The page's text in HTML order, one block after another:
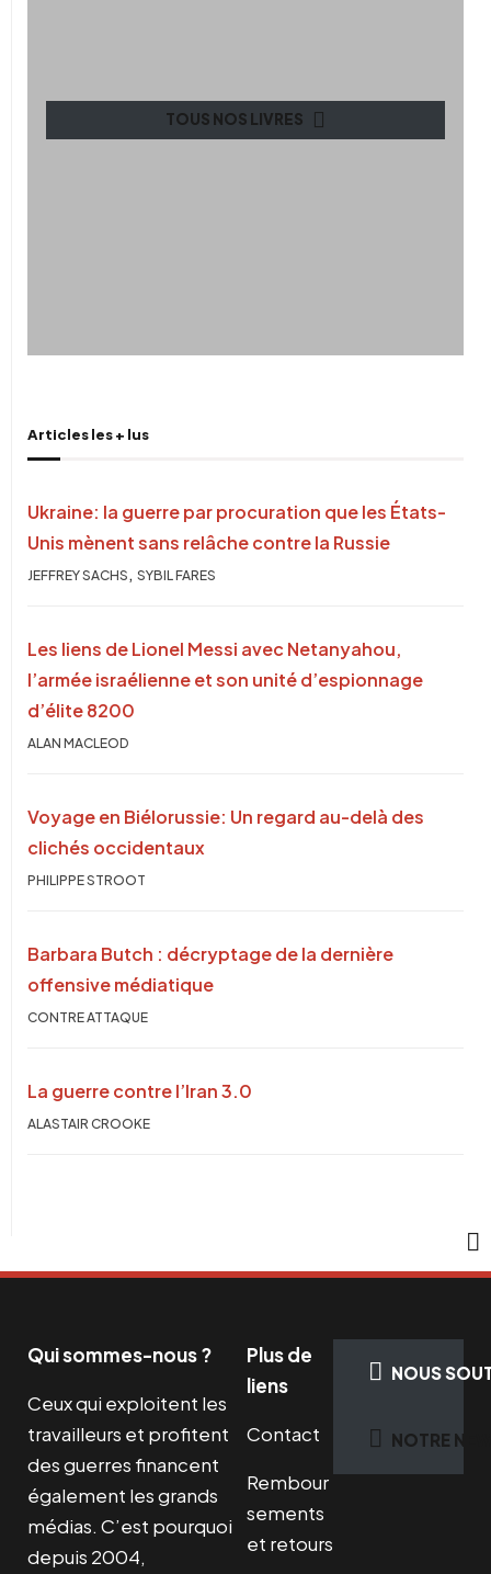
TOUS NOS LIVRES
Articles les + lus
Ukraine: la guerre par procuration que les États-
Unis mènent sans relâche contre la Russie
JEFFREY SACHS , SYBIL FARES
Les liens de Lionel Messi avec Netanyahou,
l’armée israélienne et son unité d’espionnage
d’élite 8200
ALAN MACLEOD
Voyage en Biélorussie: Un regard au-delà des
clichés occidentaux
PHILIPPE STROOT
Barbara Butch : décryptage de la dernière
offensive médiatique
CONTRE ATTAQUE
La guerre contre l’Iran 3.0
ALASTAIR CROOKE
Qui sommes-nous ?
Ceux qui exploitent les
travailleurs et profitent
des guerres financent
également les grands
médias. C’est pourquoi
depuis 2004,
Plus de
liens
Contact
Rembour
sements
et retours
NOUS
NOTRE